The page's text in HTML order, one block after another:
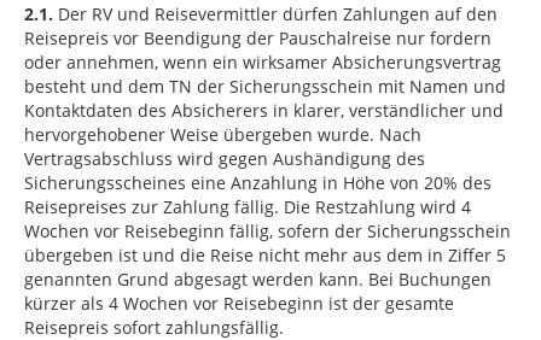
2.1. Der RV und Reisevermittler dürfen Zahlungen auf den
Reisepreis vor Beendigung der Pauschalreise nur fordern
oder annehmen, wenn ein wirksamer Absicherungsvertrag
besteht und dem TN der Sicherungsschein mit Namen und
Kontaktdaten des Absicherers in klarer, verständlicher und
hervorgehobener Weise übergeben wurde. Nach
Vertragsabschluss wird gegen Aushändigung des
Sicherungsscheines eine Anzahlung in Höhe von 20% des
Reisepreises zur Zahlung fällig. Die Restzahlung wird 4
Wochen vor Reisebeginn fällig, sofern der Sicherungsschein
übergeben ist und die Reise nicht mehr aus dem in Ziffer 5
genannten Grund abgesagt werden kann. Bei Buchungen
kürzer als 4 Wochen vor Reisebeginn ist der gesamte
Reisepreis sofort zahlungsfällig.